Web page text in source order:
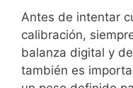
Antes de intentar
calibración,
balanza digital y
también es